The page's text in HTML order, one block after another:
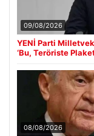
09/08/2026
YENİ Parti
‘Bu, Teröriste
08/08/2026